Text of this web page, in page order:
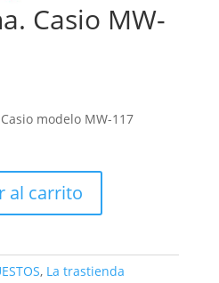
Casio MW-
modelo MW-117
al carrito
, La trastienda